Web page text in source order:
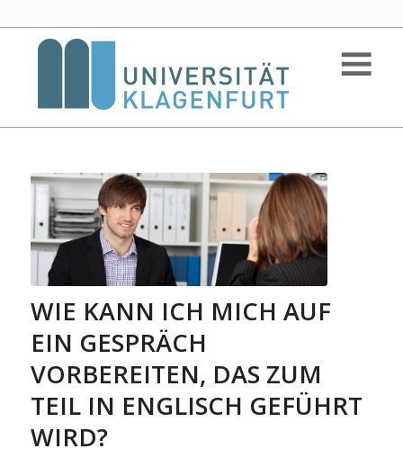
WIE KANN ICH MICH AUF
EIN GESPRÄCH
VORBEREITEN, DAS ZUM
TEIL IN ENGLISCH GEFÜHRT
WIRD?